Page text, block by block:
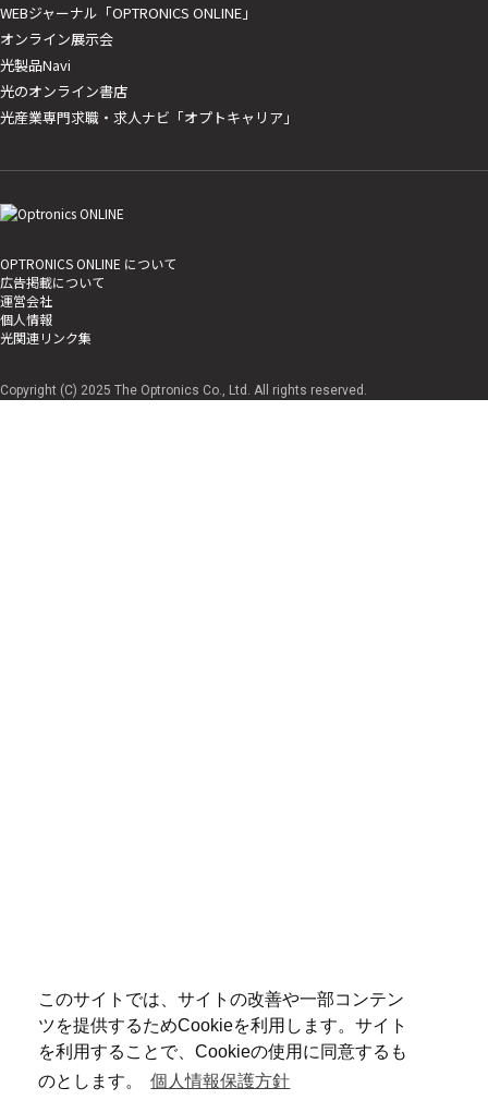
このサイトでは、サイトの改善や一部コンテン
ツを提供するためCookieを利用します。サイト
を利用することで、Cookieの使用に同意するも
のとします。
個人情報保護方針
WEBジャーナル「OPTRONICS ONLINE」
オンライン展示会
光製品Navi
光のオンライン書店
光産業専門求職・求人ナビ「オプトキャリア」
OPTRONICS ONLINE について
広告掲載について
運営会社
個人情報
光関連リンク集
Copyright (C) 2025 The Optronics Co., Ltd. All rights reserved.